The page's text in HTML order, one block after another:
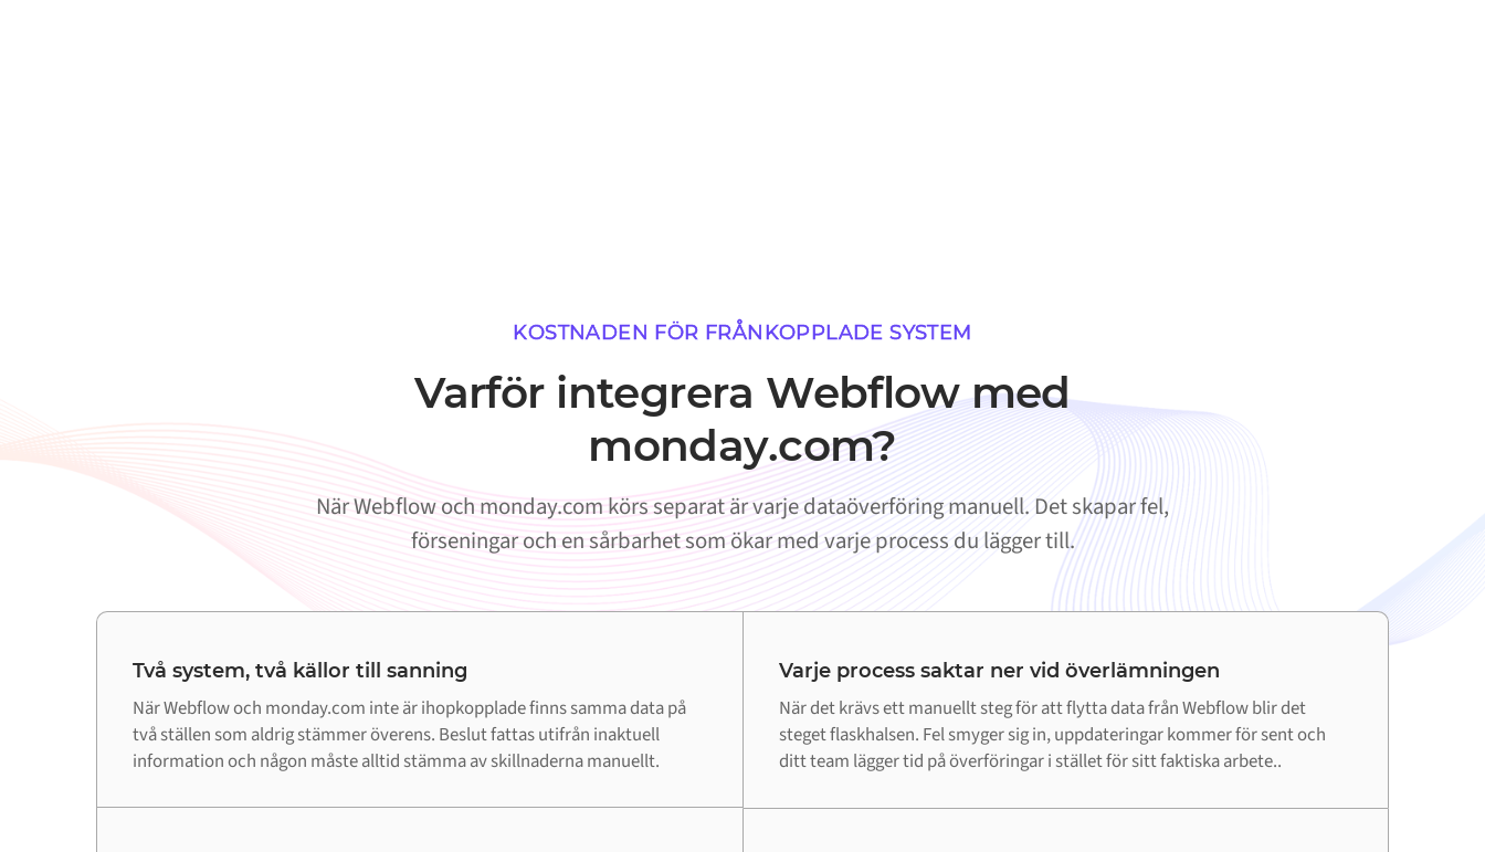
KOSTNADEN FÖR FRÅNKOPPLADE SYSTEM
Varför integrera Webflow med
monday.com?
När Webflow och monday.com körs separat är varje dataöverföring manuell. Det skapar fel,
förseningar och en sårbarhet som ökar med varje process du lägger till.
Två system, två källor till sanning
När Webflow och monday.com inte är ihopkopplade finns samma data på
två ställen som aldrig stämmer överens. Beslut fattas utifrån inaktuell
information och någon måste alltid stämma av skillnaderna manuellt.
Varje process saktar ner vid överlämningen
När det krävs ett manuellt steg för att flytta data från Webflow blir det
steget flaskhalsen. Fel smyger sig in, uppdateringar kommer för sent och
ditt team lägger tid på överföringar i stället för sitt faktiska arbete..